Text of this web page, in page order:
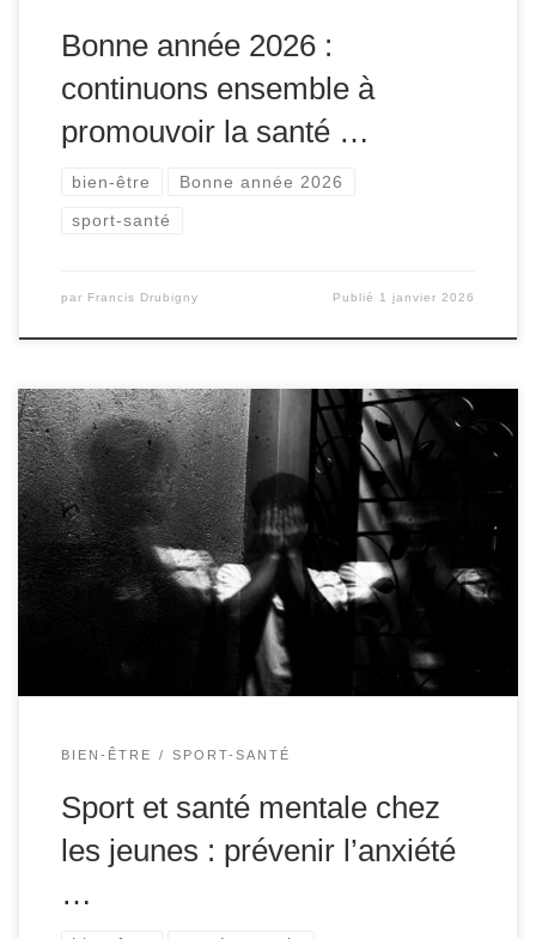
Bonne année 2026 :
continuons ensemble à
promouvoir la santé …
bien-être Bonne année 2026
sport-santé
par Francis Drubigny Publié 1 janvier 2026
L’adolescence et le début de l’âge adulte sont des
périodes de vie marquées par de nombreux
changements, tant physiques qu’émotionnels. Ces
transitions peuvent parfois engendrer du stress, de
l’anxiété et, dans certains cas, de la dépression. À l’ère
des réseaux sociaux, de la pression académique et des
bouleversements socio-économiques, la […]
BIEN-ÊTRE SPORT-SANTÉ
Sport et santé mentale chez
les jeunes : prévenir l’anxiété
…